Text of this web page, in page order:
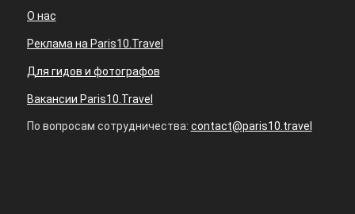
О нас
Реклама на Paris10.Travel
Для гидов и фотографов
Вакансии Paris10.Travel
По вопросам сотрудничества: contact@paris10.travel